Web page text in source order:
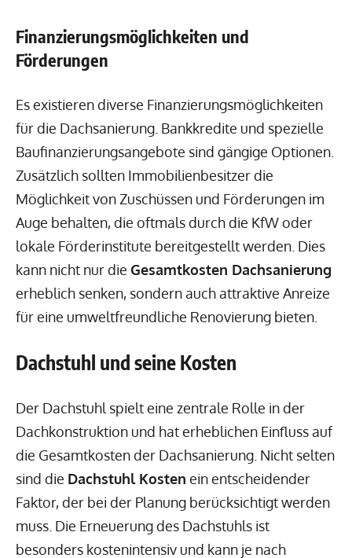
Finanzierungsmöglichkeiten und
Förderungen
Es existieren diverse Finanzierungsmöglichkeiten
für die Dachsanierung. Bankkredite und spezielle
Baufinanzierungsangebote sind gängige Optionen.
Zusätzlich sollten Immobilienbesitzer die
Möglichkeit von Zuschüssen und Förderungen im
Auge behalten, die oftmals durch die KfW oder
lokale Förderinstitute bereitgestellt werden. Dies
kann nicht nur die Gesamtkosten Dachsanierung
erheblich senken, sondern auch attraktive Anreize
für eine umweltfreundliche Renovierung bieten.
Dachstuhl und seine Kosten
Der Dachstuhl spielt eine zentrale Rolle in der
Dachkonstruktion und hat erheblichen Einfluss auf
die Gesamtkosten der Dachsanierung. Nicht selten
sind die Dachstuhl Kosten ein entscheidender
Faktor, der bei der Planung berücksichtigt werden
muss. Die Erneuerung des Dachstuhls ist
besonders kostenintensiv und kann je nach